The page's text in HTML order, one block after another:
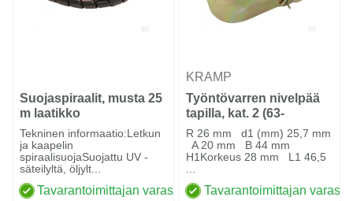
Suojaspiraalit, musta 25
m laatikko
Tekninen informaatio:Letkun
ja kaapelin
spiraalisuojaSuojattu UV -
säteilyltä, öljylt...
Tavarantoimittajan varastossa
KRAMP
Työntövarren nivelpää
tapilla, kat. 2 (63-
malleihin)
R 26 mm d1 (mm) 25,7 mm
A 20 mm B 44 mm
H1Korkeus 28 mm L1 46,5
Tavarantoimittajan